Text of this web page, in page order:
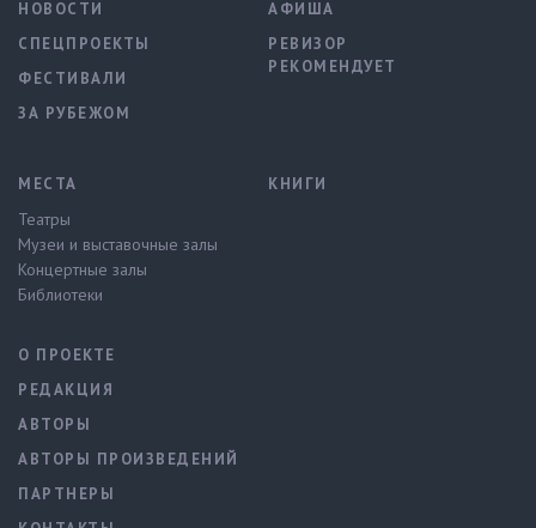
НОВОСТИ
СПЕЦПРОЕКТЫ
ФЕСТИВАЛИ
ЗА РУБЕЖОМ
АФИША
РЕВИЗОР
РЕКОМЕНДУЕТ
МЕСТА
Театры
Музеи и выставочные залы
Концертные залы
Библиотеки
КНИГИ
О ПРОЕКТЕ
РЕДАКЦИЯ
АВТОРЫ
АВТОРЫ ПРОИЗВЕДЕНИЙ
ПАРТНЕРЫ